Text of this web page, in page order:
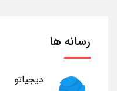
رسانه ها
دیجیاتو